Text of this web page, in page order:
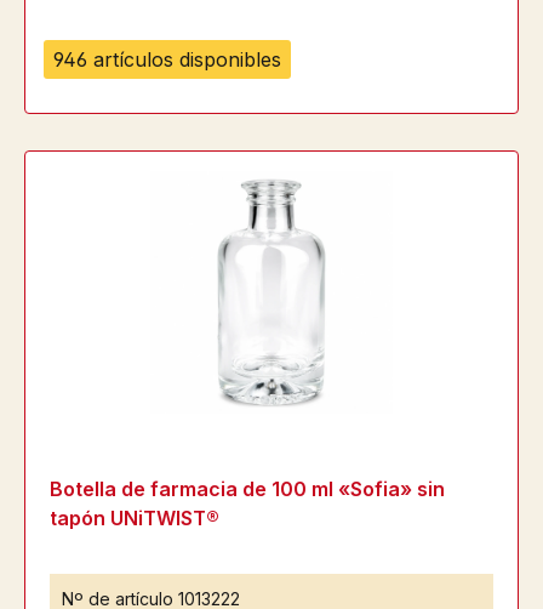
946 artículos disponibles
Botella de farmacia de 100 ml «Sofia» sin
tapón UNiTWIST®
Nº de artículo 1013222